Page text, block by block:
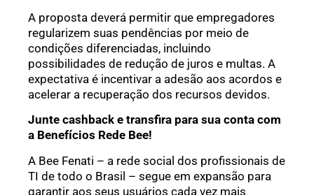
A proposta deverá permitir que empregadores
regularizem suas pendências por meio de
condições diferenciadas, incluindo
possibilidades de redução de juros e multas. A
expectativa é incentivar a adesão aos acordos e
acelerar a recuperação dos recursos devidos.
Junte cashback e transfira para sua conta com
a Benefícios Rede Bee!
A Bee Fenati – a rede social dos profissionais de
TI de todo o Brasil – segue em expansão para
garantir aos seus usuários cada vez mais